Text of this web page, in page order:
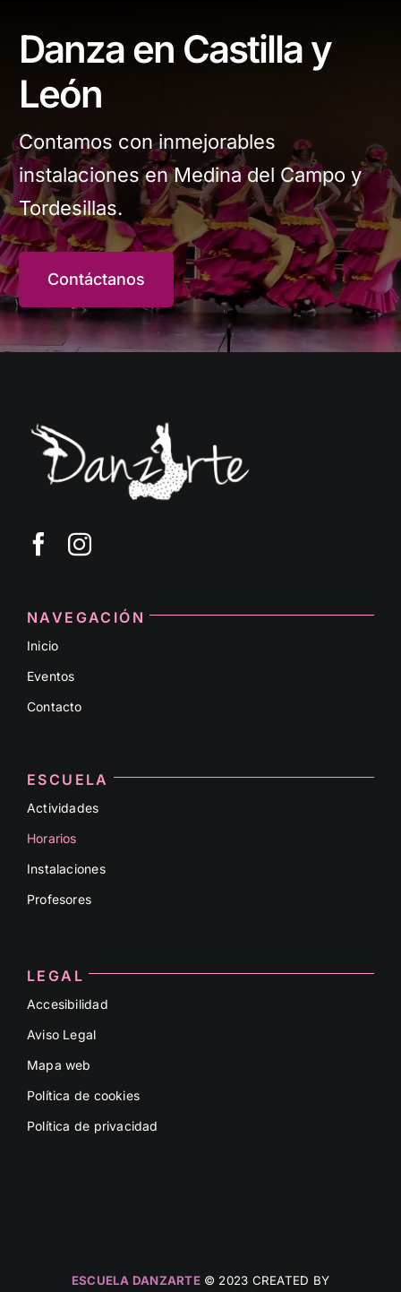
Danza en Castilla y
León
Contamos con inmejorables
instalaciones en Medina del Campo y
Tordesillas.
Contáctanos
NAVEGACIÓN
Inicio
Eventos
Contacto
ESCUELA
Actividades
Horarios
Instalaciones
Profesores
LEGAL
Accesibilidad
Aviso Legal
Mapa web
Política de cookies
Política de privacidad
ESCUELA DANZARTE© 2023 CREATED BY